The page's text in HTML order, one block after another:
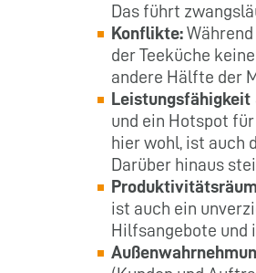
Das führt
Konflikte:
der Teeküche
andere Hälfte der
Leistungsfähigkeit
und ein Hotspot
hier wohl, ist auch
Darüber hinaus
ist auch ein
Hilfsangebote und